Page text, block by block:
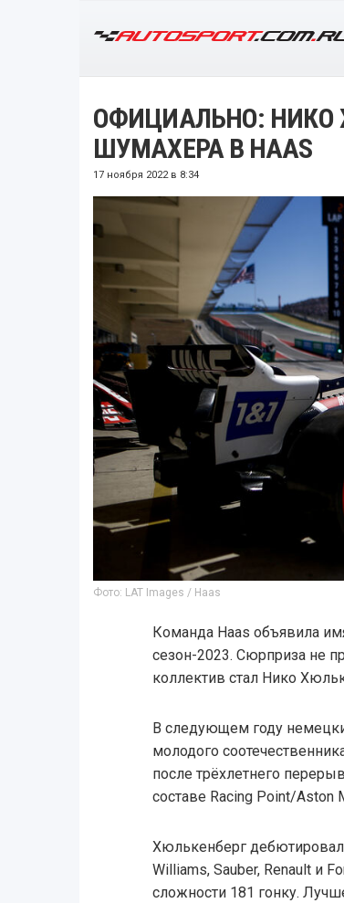
ОФИЦИАЛЬНО: НИКО
ШУМАХЕРА В HAAS
17 ноября 2022 в 8:34
Фото: LAT Images / Haas
Команда Haas объявила
сезон-2023. Сюрприза не
коллектив стал Нико
В следующем году
молодого
после трёхлетнего
составе Racing Point/Aston
Хюлькенберг
Williams, Sauber, Renault и
сложности 181 гонку.